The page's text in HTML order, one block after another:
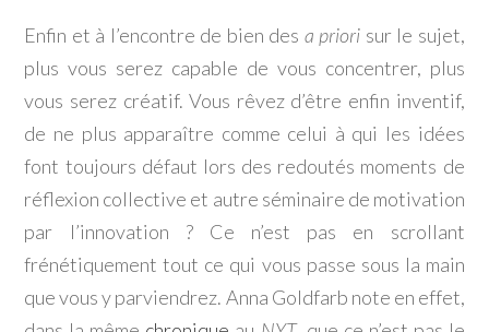
Enfin et à l’encontre de bien des a priori sur le sujet,
plus vous serez capable de vous concentrer, plus
vous serez créatif. Vous rêvez d’être enfin inventif,
de ne plus apparaître comme celui à qui les idées
font toujours défaut lors des redoutés moments de
réflexion collective et autre séminaire de motivation
par l’innovation ? Ce n’est pas en scrollant
frénétiquement tout ce qui vous passe sous la main
que vous y parviendrez. Anna Goldfarb note en effet,